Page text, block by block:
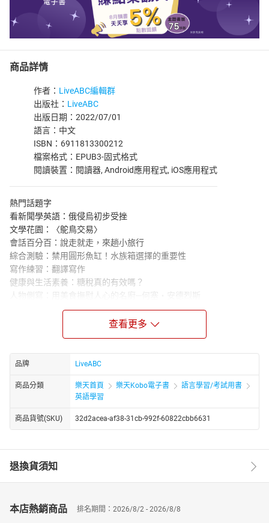
商品詳情
作者： LiveABC編輯群
出版社： LiveABC
出版日期：2022/07/01
語言：中文
ISBN：6911813300212
檔案格式：EPUB3-固式格式
閱讀裝置：閱讀器, Android應用程式, iOS應用程式
熱門話題字
看新聞學英語：俄侵烏初步受挫
文學花園：〈鴕鳥交易〉
會話百分百：說走就走，來趟小旅行
綜合測驗：禁用圓形魚缸！水族箱選擇的重要性
寫作練習：翻譯寫作
健康與生活素養：糖稅真的有效嗎？
人物側寫：用美食撫慰人心的名廚─何塞‧安德烈斯
CNN News：清理太空垃圾
特色建築：歐洲屋橋：跨越歷史洪流的建築瑰寶
科學新知：腦波顯示臨終前的人生跑馬燈
文意選填：谷歌效應影響了你嗎？
繞著地球玩：世界特色火車之旅
商業心理學：奏效的訂價策略
篇章結構：賽博格時代來臨！
主題式寫作：撰寫請願書
★電子書無提供點讀功能及互動學習軟體下載。
查看更多
品牌 LiveABC
商品分類 樂天首頁 樂天Kobo電子書
語言學習/考試用書
英語學習
商品貨號(SKU) 32d2acea-af38-31cb-992f-60822cbb6631
退換貨須知
本店熱銷商品 排名期間：2026/8/2 - 2026/8/8